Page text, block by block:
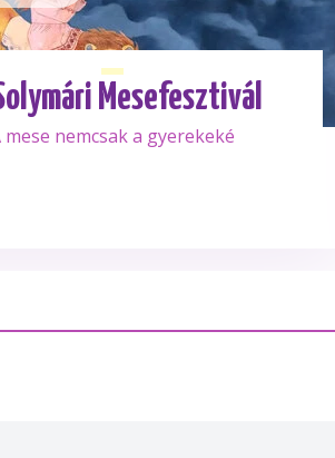
Mesefesztivál
mese nemcsak a gyerekeké